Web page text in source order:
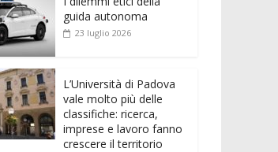
A
p
n
g
t
di
vi
di
guida autonoma
23 luglio 2026
L’Università di Padova
vale molto più delle
classifiche: ricerca,
imprese e lavoro fanno
crescere il territorio